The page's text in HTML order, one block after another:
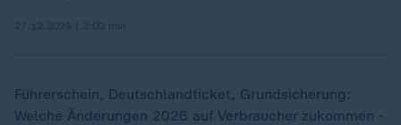
Führerschein, Deutschlandticket, Grundsicherung:
Welche Änderungen 2026 auf Verbraucher zukommen -